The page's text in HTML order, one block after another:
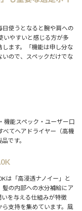
使うとなると腕や肩への
いやすいと感じる方が多
ます。「機能は申し分な
ので、スペックだけでな
機能スペック・ユーザー口
べてヘアドライヤー（高機
です。
は「高浸透ナノイー」と
髪の内部への水分補給にア
を与える仕組みが特徴
支持を集めています。風